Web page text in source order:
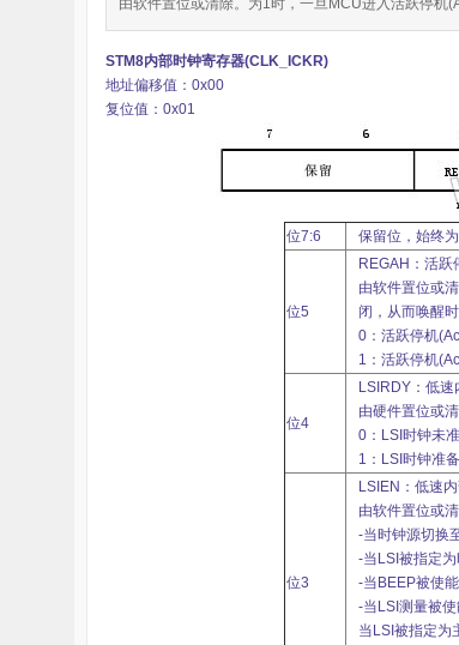
由软件置位或清除。为1时，一旦MCU进入活跃停机
STM8内部时钟寄存器(CLK_ICKR)
地址偏移值：0x00
复位值：0x01
位7:6 保留位，始终
位5
REGAH：活跃
由软件置位或
闭，从而唤醒时
0：活跃停机
1：活跃停机
位4
LSIRDY：低
由硬件置位或
0：LSI时钟未
1：LSI时钟准
位3
LSIEN：低速
由软件置位或
-当时钟源切换
-当LSI被指定
-当BEEP被使
-当LSI测量被
当LSI被指定为